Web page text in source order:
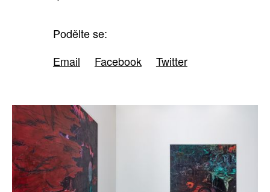
Podělte se:
Email
Facebook Twitter